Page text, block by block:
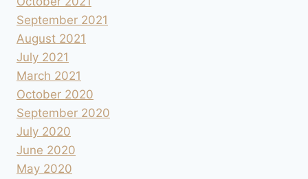
September 2021
August 2021
July 2021
March 2021
October 2020
September 2020
July 2020
June 2020
May 2020